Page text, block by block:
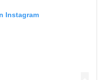
Instagram